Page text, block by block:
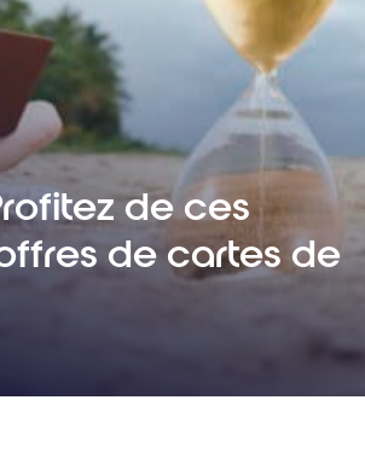
de ces
de cartes de